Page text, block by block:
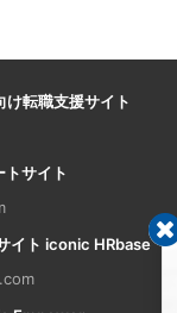
け転職支援サイト
サイト
イト iconic HRbase